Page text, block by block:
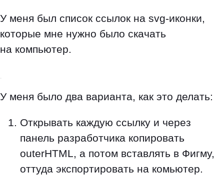
У меня был список ссылок на svg-иконки,
которые мне нужно было скачать
на компьютер.
У меня было два варианта, как это делать:
Открывать каждую ссылку и через
панель разработчика копировать
outerHTML, а потом вставлять в Фигму,
оттуда экспортировать на комьютер.